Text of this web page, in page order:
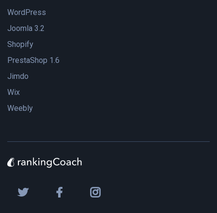
WordPress
Joomla 3.2
Shopify
PrestaShop 1.6
Jimdo
Wix
Weebly